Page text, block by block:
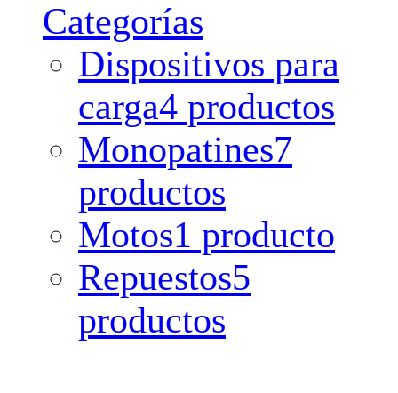
Categorías
Dispositivos para
carga4 productos
Monopatines7
productos
Motos1 producto
Repuestos5
productos